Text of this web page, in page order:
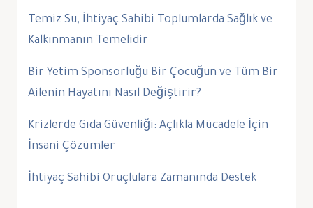
Temiz Su, İhtiyaç Sahibi Toplumlarda Sağlık ve
Kalkınmanın Temelidir
Bir Yetim Sponsorluğu Bir Çocuğun ve Tüm Bir
Ailenin Hayatını Nasıl Değiştirir?
Krizlerde Gıda Güvenliği: Açlıkla Mücadele İçin
İnsani Çözümler
İhtiyaç Sahibi Oruçlulara Zamanında Destek